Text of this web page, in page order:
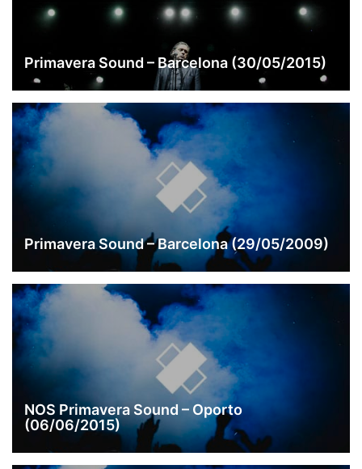
Primavera Sound – Barcelona (30/05/2015)
Primavera Sound – Barcelona (29/05/2009)
NOS Primavera Sound – Oporto
(06/06/2015)